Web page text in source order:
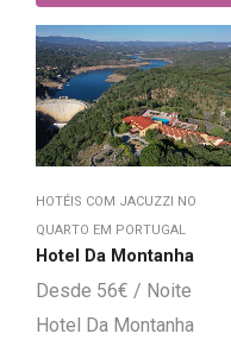
HOTÉIS COM JACUZZI NO
QUARTO EM PORTUGAL
Hotel Da Montanha
56€
Hotel Da Montanha